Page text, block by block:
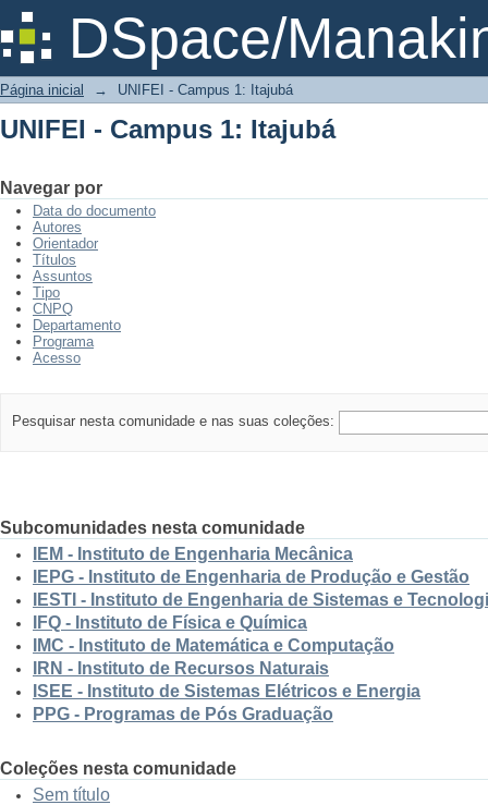
DSpace/
UNIFEI - Campus 1: Itajubá
Página inicial → UNIFEI - Campus 1: Itajubá
UNIFEI - Campus 1: Itajubá
Navegar por
Data do documento
Autores
Orientador
Títulos
Assuntos
Tipo
CNPQ
Departamento
Programa
Acesso
Pesquisar nesta comunidade e nas suas coleções:
Subcomunidades nesta comunidade
IEM - Instituto de Engenharia Mecânica
IEPG - Instituto de Engenharia de Produção e Gestão
IESTI - Instituto de Engenharia de Sistemas e
IFQ - Instituto de Física e Química
IMC - Instituto de Matemática e Computação
IRN - Instituto de Recursos Naturais
ISEE - Instituto de Sistemas Elétricos e Energia
PPG - Programas de Pós Graduação
Coleções nesta comunidade
Sem título